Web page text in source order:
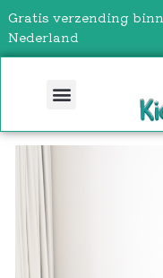
Gratis verzending
Nederland